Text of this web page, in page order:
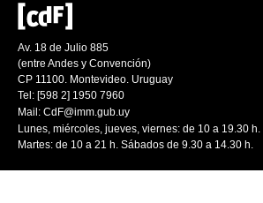
Av. 18 de Julio 885
(entre Andes y Convención)
CP 11100. Montevideo. Uruguay
Tel: [598 2] 1950 7960
Mail: CdF@imm.gub.uy
Lunes, miércoles, jueves, viernes: de 10 a 19.30 h.
Martes: de 10 a 21 h. Sábados de 9.30 a 14.30 h.